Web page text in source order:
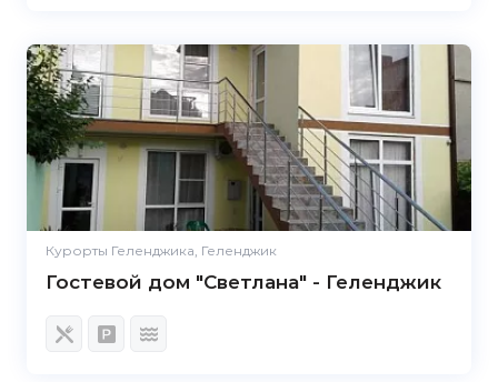
Курорты Геленджика, Геленджик
Гостевой дом "Светлана" - Геленджик